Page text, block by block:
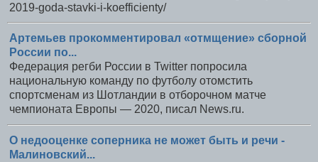
2019-goda-stavki-i-koefficienty/
Артемьев прокомментировал «отмщение» сборной
России по...
Федерация регби России в Twitter попросила
национальную команду по футболу отомстить
спортсменам из Шотландии в отборочном матче
чемпионата Европы — 2020, писал News.ru.
О недооценке соперника не может быть и речи -
Малиновский...